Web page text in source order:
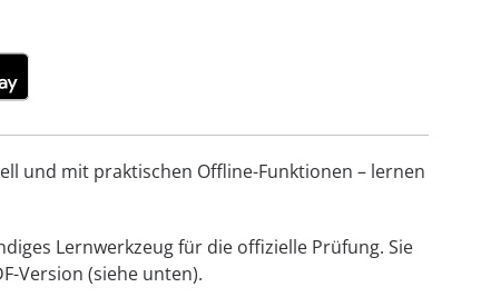
und mit praktischen Offline-Funktionen – lernen
Lernwerkzeug für die offizielle Prüfung. Sie
Version (siehe unten).